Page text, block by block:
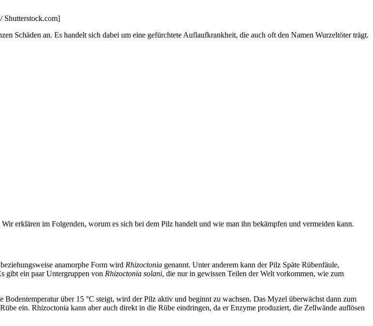
Shutterstock.com]
Schäden an. Es handelt sich dabei um eine gefürchtete Auflaufkrankheit, die auch oft den Namen Wurzeltöter trägt.
erklären im Folgenden, worum es sich bei dem Pilz handelt und wie man ihn bekämpfen und vermeiden kann.
anamorphe Form wird Rhizoctonia genannt. Unter anderem kann der Pilz Späte Rübenfäule,
gibt ein paar Untergruppen von Rhizoctonia solani, die nur in gewissen Teilen der Welt vorkommen, wie zum
über 15 °C steigt, wird der Pilz aktiv und beginnt zu wachsen. Das Myzel überwächst dann zum
ein. Rhizoctonia kann aber auch direkt in die Rübe eindringen, da er Enzyme produziert, die Zellwände auflösen